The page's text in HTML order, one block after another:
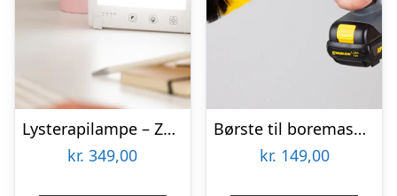
Lysterapilampe – Zenkuru
kr. 349,00
Børste til boremaskine 3-pak – Wibbri
kr. 149,00